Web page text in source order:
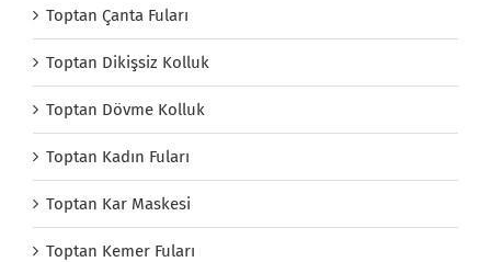
Toptan Çanta Fuları
Toptan Dikişsiz Kolluk
Toptan Dövme Kolluk
Toptan Kadın Fuları
Toptan Kar Maskesi
Toptan Kemer Fuları